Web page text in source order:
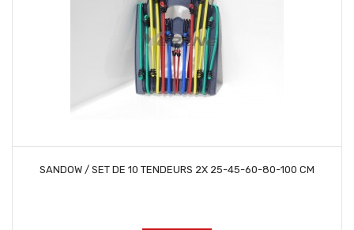
SANDOW / SET DE 10 TENDEURS 2X 25-45-60-80-100 CM